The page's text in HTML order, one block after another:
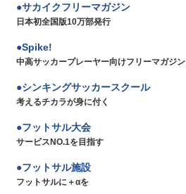
サカイクフリーマガジン
日本初全国版10万部発行
Spike!
中高サッカープレーヤー向けフリーマガジン
シンキングサッカースクール
考えるチカラが身に付く
フットサル大会
サービスNO.1を目指す
フットサル施設
フットサルに＋αを